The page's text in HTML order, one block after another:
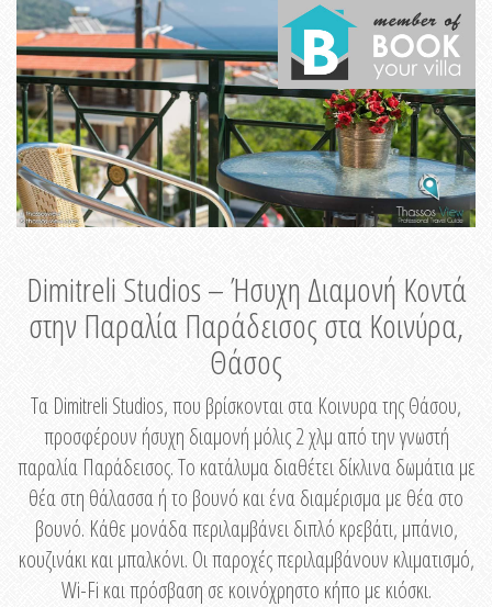
Dimitreli Studios – Ήσυχη Διαμονή Κοντά
στην Παραλία Παράδεισος στα Κοινύρα,
Θάσος
Τα Dimitreli Studios, που βρίσκονται στα Κοινυρα της Θάσου,
προσφέρουν ήσυχη διαμονή μόλις 2 χλμ από την γνωστή
παραλία Παράδεισος. Το κατάλυμα διαθέτει δίκλινα δωμάτια με
θέα στη θάλασσα ή το βουνό και ένα διαμέρισμα με θέα στο
βουνό. Κάθε μονάδα περιλαμβάνει διπλό κρεβάτι, μπάνιο,
κουζινάκι και μπαλκόνι. Οι παροχές περιλαμβάνουν κλιματισμό,
Wi-Fi και πρόσβαση σε κοινόχρηστο κήπο με κιόσκι.